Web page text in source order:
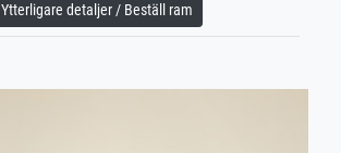
Ytterligare detaljer / Beställ ram